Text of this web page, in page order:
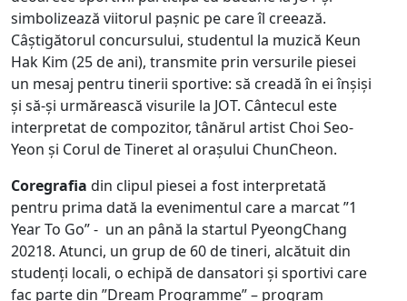
simbolizează viitorul pașnic pe care îl creează.
Câștigătorul concursului, studentul la muzică Keun
Hak Kim (25 de ani), transmite prin versurile piesei
un mesaj pentru tinerii sportive: să creadă în ei înșiși
și să-și urmărească visurile la JOT. Cântecul este
interpretat de compozitor, tânărul artist Choi Seo-
Yeon și Corul de Tineret al orașului ChunCheon.
Coregrafia din clipul piesei a fost interpretată
pentru prima dată la evenimentul care a marcat ”1
Year To Go” - un an până la startul PyeongChang
20218. Atunci, un grup de 60 de tineri, alcătuit din
studenți locali, o echipă de dansatori și sportivi care
fac parte din ”Dream Programme” – program